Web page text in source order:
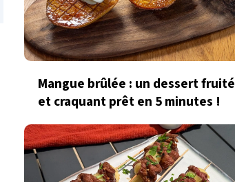
Mangue brûlée : un dessert fruité
et craquant prêt en 5 minutes !